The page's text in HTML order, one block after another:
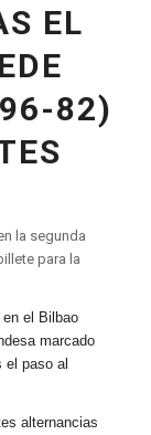
EL
82)
la segunda
para la
el Bilbao
marcado
el paso al
alternancias